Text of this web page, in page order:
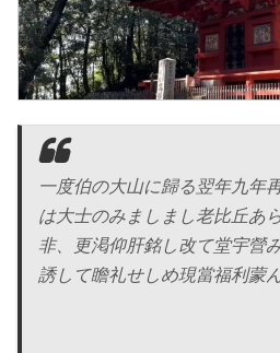
一度伯の大山に歸る翌年九年
は大士のみましまし老比丘あ
非、更渇仰肝銘し改て堂宇營
誘して瞻礼せしめ現當福利蒙